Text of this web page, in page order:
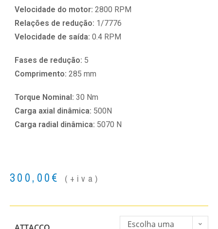
Velocidade do motor: 2800 RPM
Relações de redução: 1/7776
Velocidade de saída: 0.4 RPM
Fases de redução: 5
Comprimento: 285 mm
Torque Nominal: 30 Nm
Carga axial dinâmica: 500N
Carga radial dinâmica: 5070 N
300,00€ (+iva)
Escolha uma